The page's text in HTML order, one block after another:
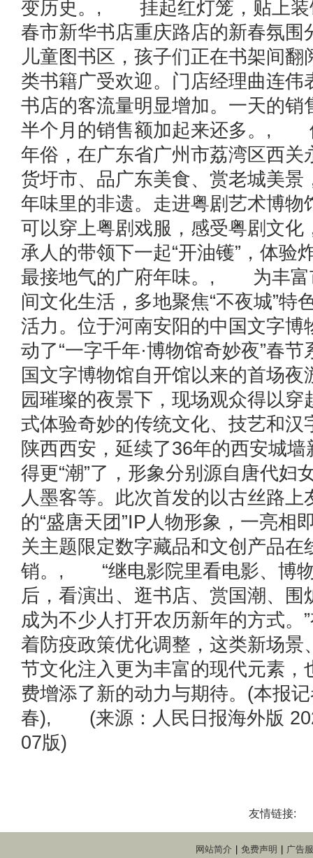
变历史。, 挂起红灯笼，贴上装
春市新华书店重庆路店的新春氛围
儿童图书区，孩子们正在书架间翻
类书籍广受欢迎。门店经理曲连伟
书店的客流量明显增加。一天的销
半个月的销售额加起来还多。,
年俗，在广东省广州市荔湾区西关
货圩市、品广东美食、赏老城美景
年味里的非遗。走进粤剧艺术博物
可以穿上粤剧戏服，感受粤剧文化
承人的带领下一起“开油镬”，体验
最接地气的广府年味。, 为丰富
间文化生活，多地聚焦“不夜城”特
活力。位于河南安阳的中国文字博
动了“一字千年·博物馆奇妙夜”春
国文字博物馆自开馆以来的首场夜
园璀璨的夜景下，现场观众得以穿
式体验奇妙的传统文化、技艺
陕西西安，延续了36年的西安城
得更“潮”了，形象分别源自唐代妇
人墨客等。此次首发的以古丝路上
的“盛唐天团”IP人物形象，一亮相
关主题限定数字藏品和文创产品在
销。, “继电影院里看电影、博
后，看演出、逛书店、赏国潮、围
成为不少人打开农历新年的方式。
着防疫政策优化调整，这类新场景
节文化注入更为丰富的现代元素，
费增添了新的动力与期待。(本报
春), (来源：人民日报海外版
07版)
友情链接:
网站简介 免费声明 广告